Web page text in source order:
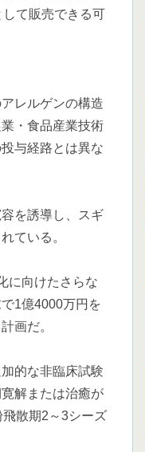
て販売できる可
レルゲンの構造
・食品産業技術
与経路とは異な
を誘導し、スギ
ている。
に向けたさらな
1億4000万円を
画だ。
的な非臨床試験
解または治癒が
散期2～3シーズ